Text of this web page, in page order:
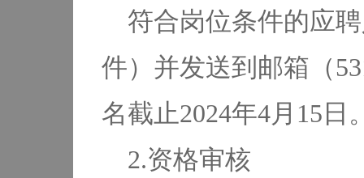
符合岗位条件的应
件）并发送到邮箱（
名截止2024年4月15日
2.资格审核